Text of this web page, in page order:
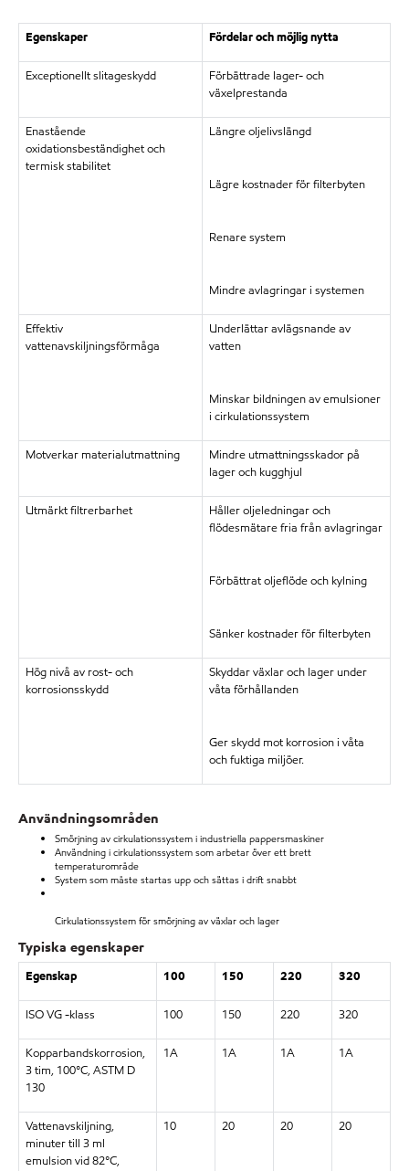
Egenskaper Fördelar och möjlig nytta
Exceptionellt slitageskydd
Förbättrade lager- och
växelprestanda
Enastående
oxidationsbeständighet och
termisk stabilitet
Längre oljelivslängd
Lägre kostnader för filterbyten
Renare system
Mindre avlagringar i systemen
Effektiv
vattenavskiljningsförmåga
Underlättar avlägsnande av
vatten
Minskar bildningen av emulsioner
i cirkulationssystem
Motverkar materialutmattning
Mindre utmattningsskador på
lager och kugghjul
Utmärkt filtrerbarhet
Håller oljeledningar och
flödesmätare fria från avlagringar
Förbättrat oljeflöde och kylning
Sänker kostnader för filterbyten
Hög nivå av rost- och
korrosionsskydd
Skyddar växlar och lager under
våta förhållanden
Ger skydd mot korrosion i våta
och fuktiga miljöer.
Användningsområden
Smörjning av cirkulationssystem i industriella pappersmaskiner
Användning i cirkulationssystem som arbetar över ett brett
temperaturområde
System som måste startas upp och sättas i drift snabbt
Cirkulationssystem för smörjning av växlar och lager
Typiska egenskaper
Egenskap 100 150 220 320
ISO VG -klass 100 150 220 320
Kopparbandskorrosion,
3 tim, 100°C, ASTM D
130
1A 1A 1A 1A
Vattenavskiljning,
minuter till 3 ml
emulsion vid 82°C,
10 20 20 20